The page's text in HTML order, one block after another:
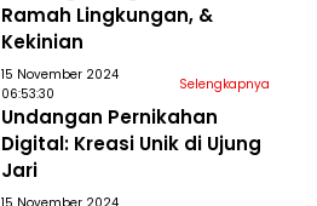
Ramah Lingkungan, &
Kekinian
15 November 2024
06:53:30
Selengkapnya
Undangan Pernikahan
Digital: Kreasi Unik di Ujung
Jari